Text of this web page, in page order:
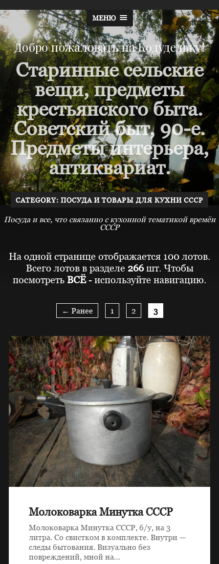
МЕНЮ
Добро пожаловать на Кодудельку!
Старинные сельские
вещи, предметы
крестьянского быта.
Советский быт, 90-е.
Предметы интерьера,
антиквариат.
CATEGORY: ПОСУДА И ТОВАРЫ ДЛЯ КУХНИ СССР
Посуда и все, что связанно с кухонной тематикой времён
СССР
На одной странице отображается 100 лотов.
Всего лотов в разделе 266шт. Чтобы
посмотреть ВСЁ- используйте навигацию.
← Ранее 1 2 3
Молоковарка Минутка СССР
Молоковарка Минутка СССР, б/у, на 3
литра. Со свистком в комплекте. Внутри —
следы бытования. Визуально без
повреждений, мной на…